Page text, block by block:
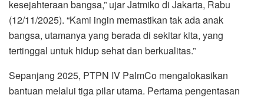
kesejahteraan bangsa,” ujar Jatmiko di Jakarta, Rabu
(12/11/2025). “Kami ingin memastikan tak ada anak
bangsa, utamanya yang berada di sekitar kita, yang
tertinggal untuk hidup sehat dan berkualitas.”
Sepanjang 2025, PTPN IV PalmCo mengalokasikan
bantuan melalui tiga pilar utama. Pertama pengentasan